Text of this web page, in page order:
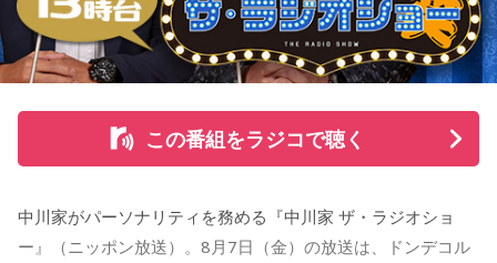
この番組をラジコで聴く
中川家がパーソナリティを務める『中川家 ザ・ラジオショ
ー』（ニッポン放送）。8月7日（金）の放送は、ドンデコル